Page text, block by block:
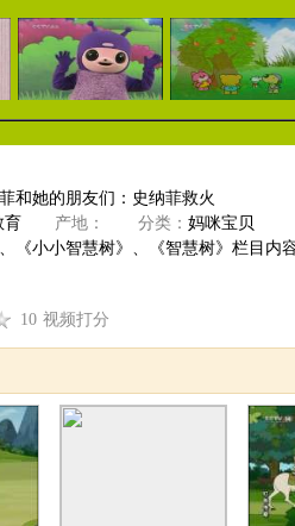
和她的朋友们：史纳菲救火
育 产地： 分类： 妈咪宝贝
、《小小智慧树》、《智慧树》栏目
10 视频打分